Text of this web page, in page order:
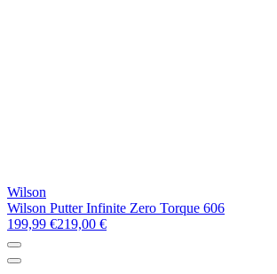
Wilson
Wilson Putter Infinite Zero Torque 606
199,99 €219,00 €